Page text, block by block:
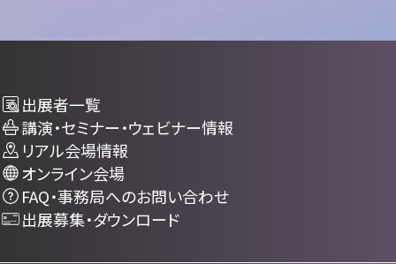
出展者一覧
講演・セミナー・ウェビナー情報
リアル会場情報
オンライン会場
FAQ・事務局へのお問い合わせ
出展募集・ダウンロード